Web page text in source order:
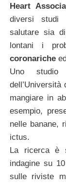
Heart
diversi studi
salutare sia
lontani i
coronariche
Uno studio
mangiare in
esempio,
nelle banane,
ictus.
La ricerca è
indagine su
sulle riviste